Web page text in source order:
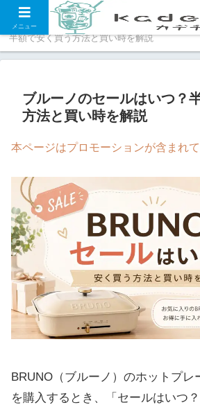
福袋・セール情報
半額で安く買う方法と買い時を解説
ブルーノのセールはいつ？
方法と買い時を解説
本ページはプロモーションが含まれ
BRUNO（ブルーノ）のホットプレ
を購入するとき、「セールはいつ
メニュー